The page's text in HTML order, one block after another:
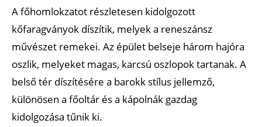
A főhomlokzatot részletesen kidolgozott
kőfaragványok díszítik, melyek a reneszánsz
művészet remekei. Az épület belseje három hajóra
oszlik, melyeket magas, karcsú oszlopok tartanak. A
belső tér díszítésére a barokk stílus jellemző,
különösen a főoltár és a kápolnák gazdag
kidolgozása tűnik ki.